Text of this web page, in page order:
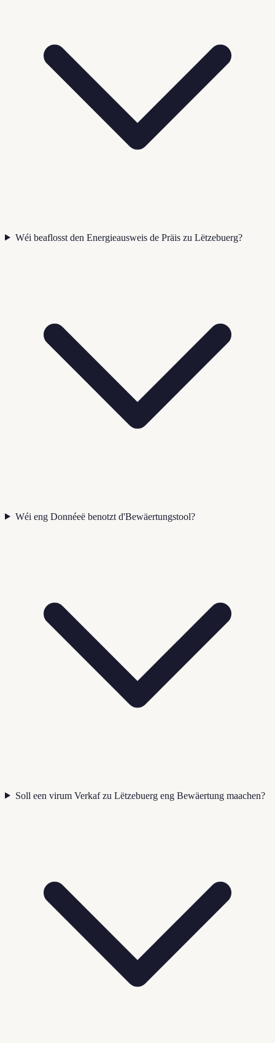
Wéi beaflosst den Energieausweis de Präis zu Lëtzebuerg?
Wéi eng Donnéeë benotzt d'Bewäertungstool?
Soll een virum Verkaf zu Lëtzebuerg eng Bewäertung maachen?